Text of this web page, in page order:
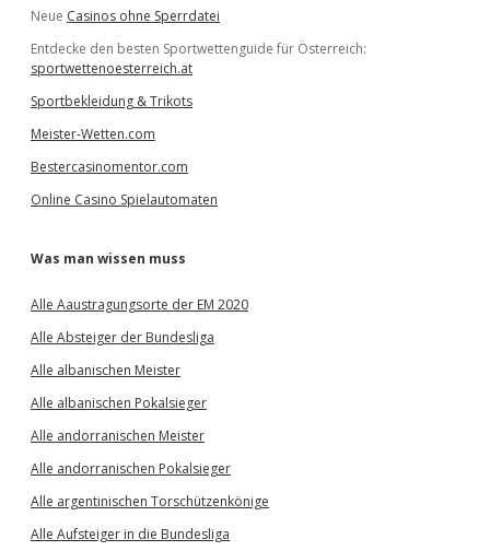
Neue Casinos ohne Sperrdatei
Entdecke den besten Sportwettenguide für Österreich:
sportwettenoesterreich.at
Sportbekleidung & Trikots
Meister-Wetten.com
Bestercasinomentor.com
Online Casino Spielautomaten
Was man wissen muss
Alle Aaustragungsorte der EM 2020
Alle Absteiger der Bundesliga
Alle albanischen Meister
Alle albanischen Pokalsieger
Alle andorranischen Meister
Alle andorranischen Pokalsieger
Alle argentinischen Torschützenkönige
Alle Aufsteiger in die Bundesliga